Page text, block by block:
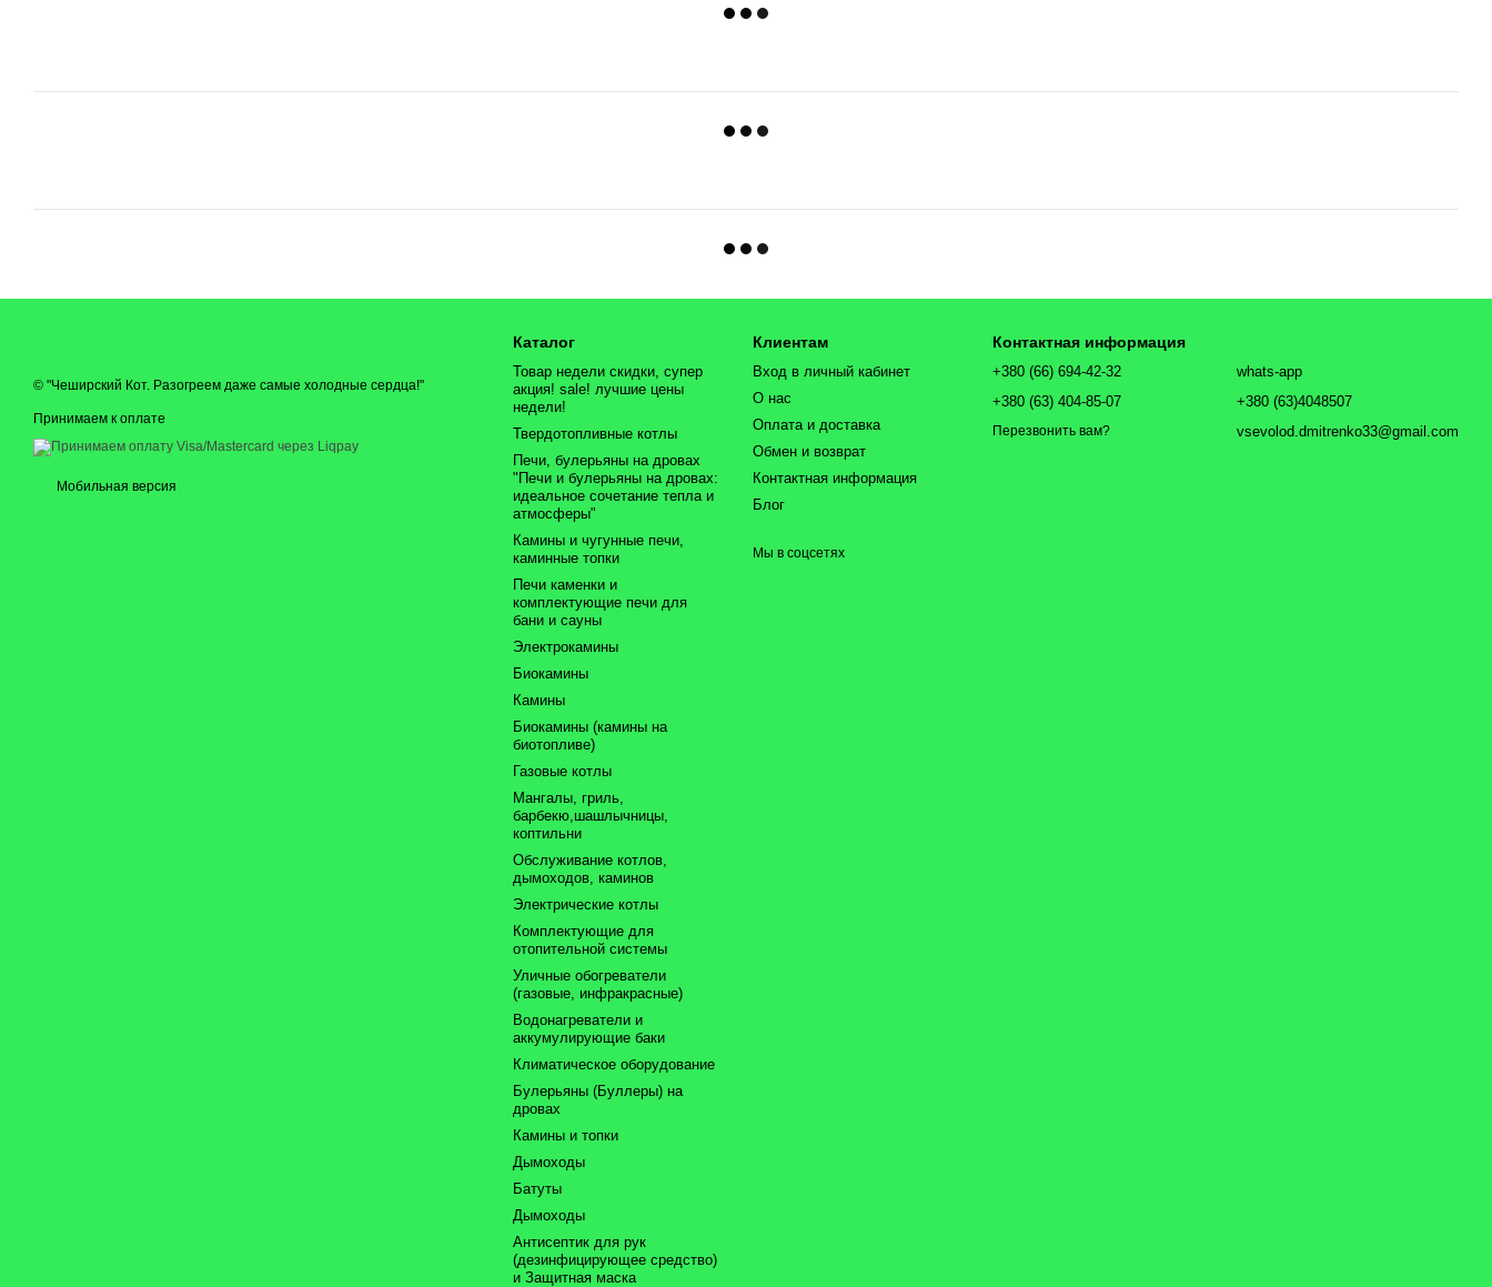
© "Чеширский Кот. Разогреем даже самые холодные сердца!"
Принимаем к оплате
Мобильная версия
Каталог
Товар недели скидки, супер
акция! sale! лучшие цены
недели!
Твердотопливные котлы
Печи, булерьяны на дровах
"Печи и булерьяны на дровах:
идеальное сочетание тепла и
атмосферы"
Камины и чугунные печи,
каминные топки
Печи каменки и
комплектующие печи для
бани и сауны
Электрокамины
Биокамины
Камины
Биокамины (камины на
биотопливе)
Газовые котлы
Мангалы, гриль,
барбекю,шашлычницы,
коптильни
Обслуживание котлов,
дымоходов, каминов
Электрические котлы
Комплектующие для
отопительной системы
Уличные обогреватели
(газовые, инфракрасные)
Водонагреватели и
аккумулирующие баки
Климатическое оборудование
Булерьяны (Буллеры) на
дровах
Камины и топки
Дымоходы
Батуты
Дымоходы
Антисептик для рук
(дезинфицирующее средство)
и Защитная маска
Клиентам
Вход в личный кабинет
О нас
Оплата и доставка
Обмен и возврат
Контактная информация
Блог
Мы в соцсетях
Контактная информация
+380 (66) 694-42-32
+380 (63) 404-85-07
Перезвонить вам?
whats-app
+380 (63)4048507
vsevolod.dmitrenko33@gmail.com